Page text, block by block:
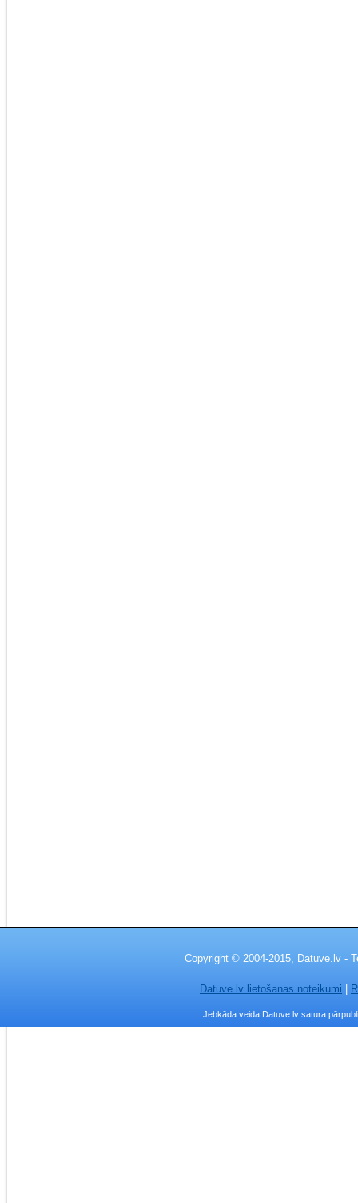
Copyright © 2004-2015, Datuve.lv -
Datuve.lv lietošanas noteikumi
Jebkāda veida Datuve.lv satura